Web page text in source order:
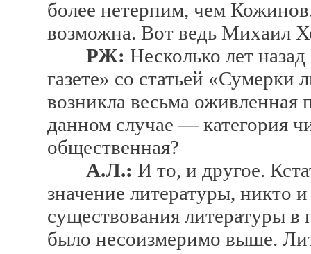
более нетерпим, чем
возможна. Вот ведь Михаил
РЖ: Несколько лет
газете» со статьей «Сумерки
возникла весьма оживленная
данном случае — категория
общественная?
А.Л.: И то, и другое.
значение литературы, никто
существования литературы в
было несоизмеримо выше.